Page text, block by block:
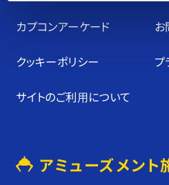
カプコンアーケード お
クッキーポリシー プ
サイトのご利⽤について
アミューズメント